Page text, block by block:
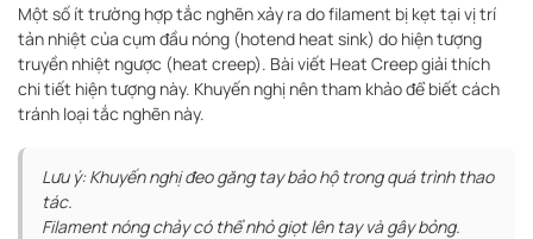
Một số ít trường hợp tắc nghẽn xảy ra do filament bị kẹt tại vị trí
tản nhiệt của cụm đầu nóng (hotend heat sink) do hiện tượng
truyền nhiệt ngược (heat creep). Bài viết Heat Creep giải thích
chi tiết hiện tượng này. Khuyến nghị nên tham khảo để biết cách
tránh loại tắc nghẽn này.
Lưu ý: Khuyến nghị đeo găng tay bảo hộ trong quá trình thao
tác.
Filament nóng chảy có thể nhỏ giọt lên tay và gây bỏng.